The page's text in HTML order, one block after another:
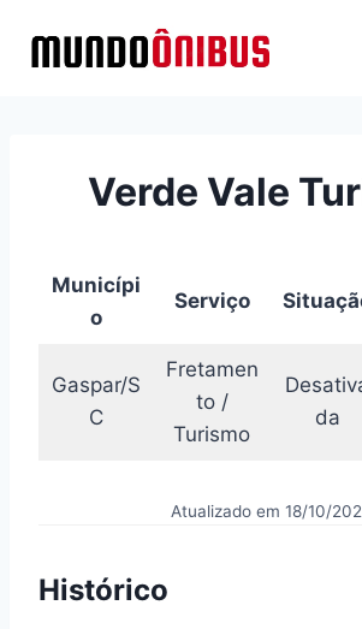
para
Verde Vale
Municípi
o
Serviço
Gaspar/S
C
Fretamen
to /
Turismo
da
Atualizado em 18/10/
Histórico